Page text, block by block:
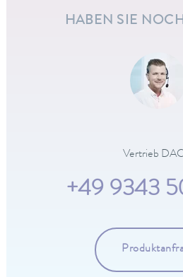
HABEN SIE
Vertrieb
+49 9343